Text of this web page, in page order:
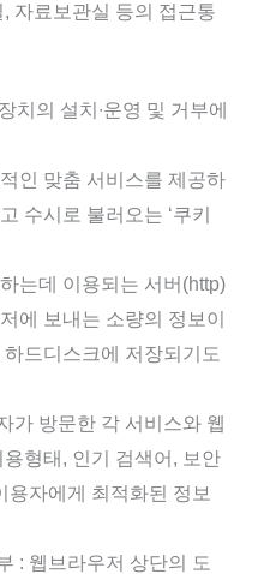
자료보관실 등의 접근통
치의 설치∙운영 및 거부에
인 맞춤 서비스를 제공하
수시로 불러오는 ‘쿠키
는데 이용되는 서버(http)
에 보내는 소량의 정보이
드디스크에 저장되기도
가 방문한 각 서비스와 웹
형태, 인기 검색어, 보안
용자에게 최적화된 정보
: 웹브라우저 상단의 도